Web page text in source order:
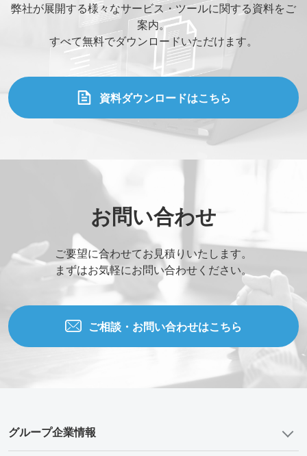
弊社が展開する様々なサービス・ツールに関する資料をご
案内。
すべて無料でダウンロードいただけます。
資料ダウンロードはこちら
お問い合わせ
ご要望に合わせてお見積りいたします。
まずはお気軽にお問い合わせください。
ご相談・お問い合わせはこちら
グループ企業情報